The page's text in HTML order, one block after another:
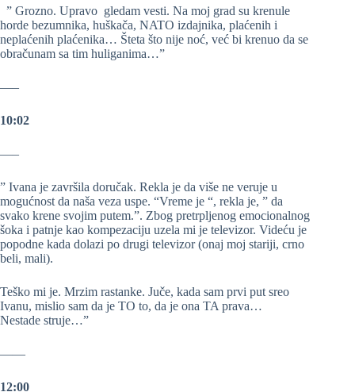
” Grozno. Upravo gledam vesti. Na moj grad su krenule
horde bezumnika, huškača, NATO izdajnika, plaćenih i
neplaćenih plaćenika… Šteta što nije noć, već bi krenuo da se
obračunam sa tim huliganima…”
—–
10:02
—–
” Ivana je završila doručak. Rekla je da više ne veruje u
mogućnost da naša veza uspe. “Vreme je “, rekla je, ” da
svako krene svojim putem.”. Zbog pretrpljenog emocionalnog
šoka i patnje kao kompezaciju uzela mi je televizor. Videću je
popodne kada dolazi po drugi televizor (onaj moj stariji, crno
beli, mali).
Teško mi je. Mrzim rastanke. Juče, kada sam prvi put sreo
Ivanu, mislio sam da je TO to, da je ona TA prava…
Nestade struje…”
——
12:00